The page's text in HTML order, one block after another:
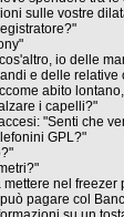
sulle vostre
io delle
e delle
abito
i capelli?"
"Senti che
GPL?"
nel freezer
pagare col